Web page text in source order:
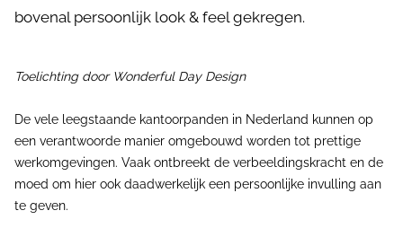
bovenal persoonlijk look & feel gekregen.
Toelichting door Wonderful Day Design
De vele leegstaande kantoorpanden in Nederland kunnen op
een verantwoorde manier omgebouwd worden tot prettige
werkomgevingen. Vaak ontbreekt de verbeeldingskracht en de
moed om hier ook daadwerkelijk een persoonlijke invulling aan
te geven.